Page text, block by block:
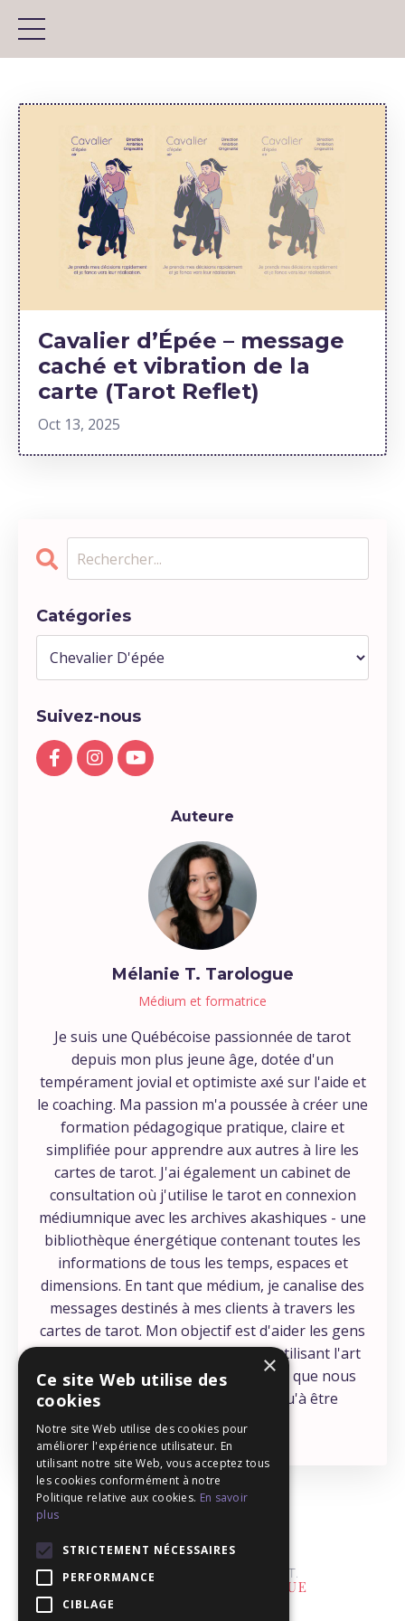
Cavalier d’Épée – message
caché et vibration de la
carte (Tarot Reflet)
Oct 13, 2025
Catégories
Suivez-nous
Auteure
Mélanie T. Tarologue
Médium et formatrice
Je suis une Québécoise passionnée de tarot
depuis mon plus jeune âge, dotée d'un
tempérament jovial et optimiste axé sur l'aide et
le coaching. Ma passion m'a poussée à créer une
formation pédagogique pratique, claire et
simplifiée pour apprendre aux autres à lire les
cartes de tarot. J'ai également un cabinet de
consultation où j'utilise le tarot en connexion
médiumnique avec les archives akashiques - une
bibliothèque énergétique contenant toutes les
informations de tous les temps, espaces et
dimensions. En tant que médium, je canalise des
messages destinés à mes clients à travers les
cartes de tarot. Mon objectif est d'aider les gens
à se connecter à leur intuition, en utilisant l'art
éprouvé du tarot - une compétence que nous
avons tous, et qui ne demande qu'à être
développée !
×
Ce site Web utilise des
cookies
Notre site Web utilise des cookies pour
améliorer l'expérience utilisateur. En
utilisant notre site Web, vous acceptez tous
les cookies conformément à notre
Politique relative aux cookies. En savoir
plus
STRICTEMENT NÉCESSAIRES
PERFORMANCE
CIBLAGE